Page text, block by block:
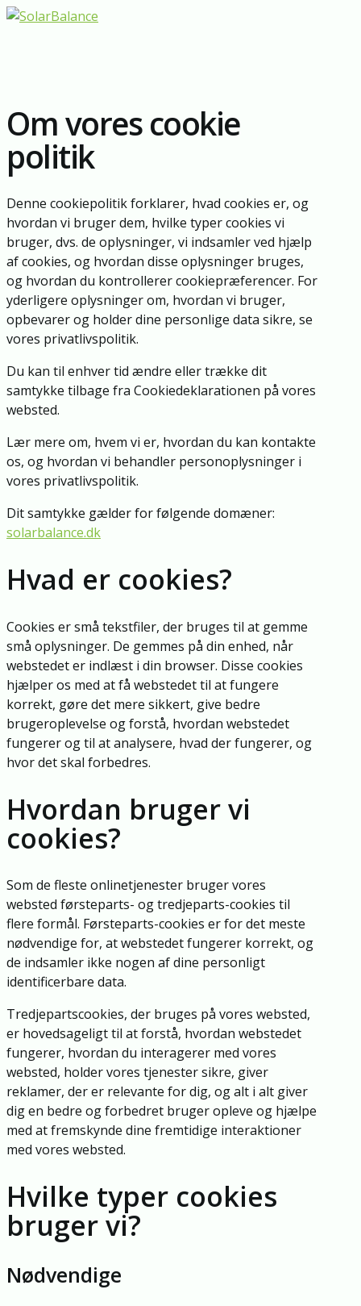
Om vores cookie
politik
Denne cookiepolitik forklarer, hvad cookies er, og
hvordan vi bruger dem, hvilke typer cookies vi
bruger, dvs. de oplysninger, vi indsamler ved hjælp
af cookies, og hvordan disse oplysninger bruges,
og hvordan du kontrollerer cookiepræferencer. For
yderligere oplysninger om, hvordan vi bruger,
opbevarer og holder dine personlige data sikre, se
vores privatlivspolitik.
Du kan til enhver tid ændre eller trække dit
samtykke tilbage fra Cookiedeklarationen på vores
websted.
Lær mere om, hvem vi er, hvordan du kan kontakte
os, og hvordan vi behandler personoplysninger i
vores privatlivspolitik.
Dit samtykke gælder for følgende domæner:
solarbalance.dk
Hvad er cookies?
Cookies er små tekstfiler, der bruges til at gemme
små oplysninger. De gemmes på din enhed, når
webstedet er indlæst i din browser. Disse cookies
hjælper os med at få webstedet til at fungere
korrekt, gøre det mere sikkert, give bedre
brugeroplevelse og forstå, hvordan webstedet
fungerer og til at analysere, hvad der fungerer, og
hvor det skal forbedres.
Hvordan bruger vi
cookies?
Som de fleste onlinetjenester bruger vores
websted førsteparts- og tredjeparts-cookies til
flere formål. Førsteparts-cookies er for det meste
nødvendige for, at webstedet fungerer korrekt, og
de indsamler ikke nogen af dine personligt
identificerbare data.
Tredjepartscookies, der bruges på vores websted,
er hovedsageligt til at forstå, hvordan webstedet
fungerer, hvordan du interagerer med vores
websted, holder vores tjenester sikre, giver
reklamer, der er relevante for dig, og alt i alt giver
dig en bedre og forbedret bruger opleve og hjælpe
med at fremskynde dine fremtidige interaktioner
med vores websted.
Hvilke typer cookies
bruger vi?
Nødvendige